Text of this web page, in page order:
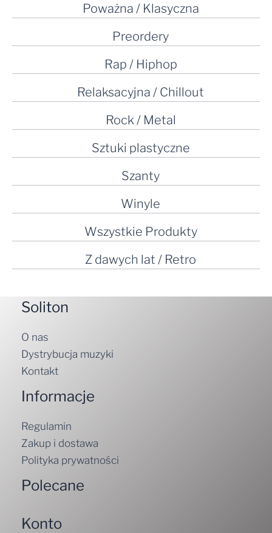
Poważna / Klasyczna
Preordery
Rap / Hiphop
Relaksacyjna / Chillout
Rock / Metal
Sztuki plastyczne
Szanty
Winyle
Wszystkie Produkty
Z dawych lat / Retro
Soliton
O nas
Dystrybucja muzyki
Kontakt
Informacje
Regulamin
Zakup i dostawa
Polityka prywatności
Polecane
Konto